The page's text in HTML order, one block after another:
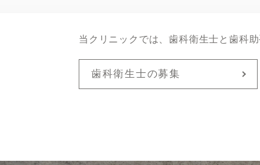
当クリニックでは、歯科衛生士と歯科
歯科衛生士の募集